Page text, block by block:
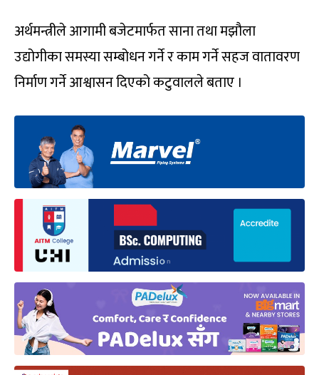
अर्थमन्त्रीले आगामी बजेटमार्फत साना तथा मझौला
उद्योगीका समस्या सम्बोधन गर्ने र काम गर्ने सहज वातावरण
निर्माण गर्ने आश्वासन दिएको कटुवालले बताए ।